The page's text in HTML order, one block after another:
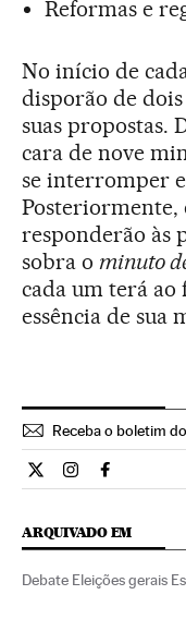
Reformas e
No início de
disporão de
suas propostas.
cara de nove
se interromper
Posteriormente,
responderão às
sobra o minuto
cada um terá
essência de sua
Receba o boletim
Internacional El
Internacional
ARQUIVADO EM
Debate Eleições gerais